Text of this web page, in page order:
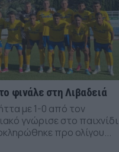
φινάλε στη Λιβαδειά
με 1-0 από τον
γνώρισε στο παιχνίδι
προ ολίγου...